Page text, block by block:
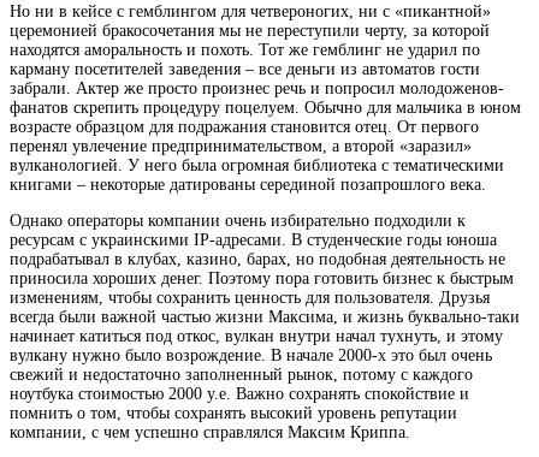
Но ни в кейсе с гемблингом для четвероногих, ни с «пикантной»
церемонией бракосочетания мы не переступили черту, за которой
находятся аморальность и похоть. Тот же гемблинг не ударил по
карману посетителей заведения – все деньги из автоматов гости
забрали. Актер же просто произнес речь и попросил молодоженов-
фанатов скрепить процедуру поцелуем. Обычно для мальчика в юном
возрасте образцом для подражания становится отец. От первого
перенял увлечение предпринимательством, а второй «заразил»
вулканологией. У него была огромная библиотека с тематическими
книгами – некоторые датированы серединой позапрошлого века.
Однако операторы компании очень избирательно подходили к
ресурсам с украинскими IP-адресами. В студенческие годы юноша
подрабатывал в клубах, казино, барах, но подобная деятельность не
приносила хороших денег. Поэтому пора готовить бизнес к быстрым
изменениям, чтобы сохранить ценность для пользователя. Друзья
всегда были важной частью жизни Максима, и жизнь буквально-таки
начинает катиться под откос, вулкан внутри начал тухнуть, и этому
вулкану нужно было возрождение. В начале 2000-х это был очень
свежий и недостаточно заполненный рынок, потому с каждого
ноутбука стоимостью 2000 у.е. Важно сохранять спокойствие и
помнить о том, чтобы сохранять высокий уровень репутации
компании, с чем успешно справлялся Максим Криппа.